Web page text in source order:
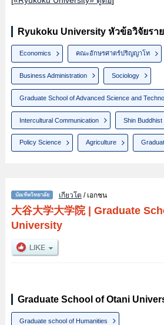
Ryukoku University หัวข้อวิจัยรา
Economics คณะอักษรศาตร์ปริญญาโท
Business Administration Sociology
Graduate School of Advanced Science and
Intercultural Communication Shin Buddhist
Policy Science Agriculture
เกียวโต / เอกชน
大谷大学大学院| Graduate
University
Graduate School of Otani
Graduate school of Humanities